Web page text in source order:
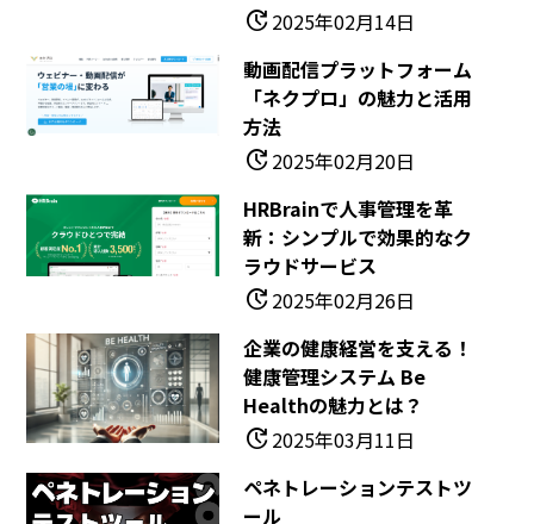
update2025年02月14日
動画配信プラットフォーム
「ネクプロ」の魅力と活用
方法
update2025年02月20日
HRBrainで人事管理を革
新：シンプルで効果的なク
ラウドサービス
update2025年02月26日
企業の健康経営を支える！
健康管理システム Be
Healthの魅力とは？
update2025年03月11日
ペネトレーションテストツ
ール